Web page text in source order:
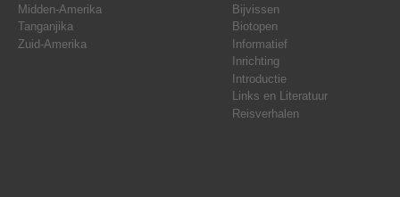
Midden-Amerika
Tanganjika
Zuid-Amerika
Bijvissen
Biotopen
Informatief
Inrichting
Introductie
Links en Literatuur
Reisverhalen